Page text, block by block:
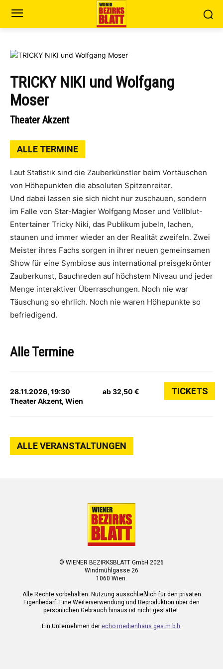
TRICKY NIKI und Wolfgang
Moser
Theater Akzent
ALLE TERMINE
Laut Statistik sind die Zauberkünstler beim Vortäuschen
von Höhepunkten die absoluten Spitzenreiter.
Und dabei lassen sie sich nicht nur zuschauen, sondern
im Falle von Star-Magier Wolfgang Moser und Vollblut-
Entertainer Tricky Niki, das Publikum jubeln, lachen,
staunen und immer wieder an der Realität zweifeln. Zwei
Meister ihres Fachs sorgen in ihrer neuen gemeinsamen
Show für eine Symbiose aus international preisgekrönter
Zauberkunst, Bauchreden auf höchstem Niveau und jeder
Menge interaktiver Überraschungen. Noch nie war
Täuschung so ehrlich. Noch nie waren Höhepunkte so
befriedigend.
Alle Termine
28.11.2026, 19:30
Theater Akzent, Wien
ab 32,50 € TICKETS
ALLE VERANSTALTUNGEN
© WIENER BEZIRKSBLATT GmbH 2026
Windmühlgasse 26
1060 Wien.
Alle Rechte vorbehalten. Nutzung ausschließlich für den privaten
Eigenbedarf. Eine Weiterverwendung und Reproduktion über den
persönlichen Gebrauch hinaus ist nicht gestattet.
Ein Unternehmen der echo medienhaus ges.m.b.h.